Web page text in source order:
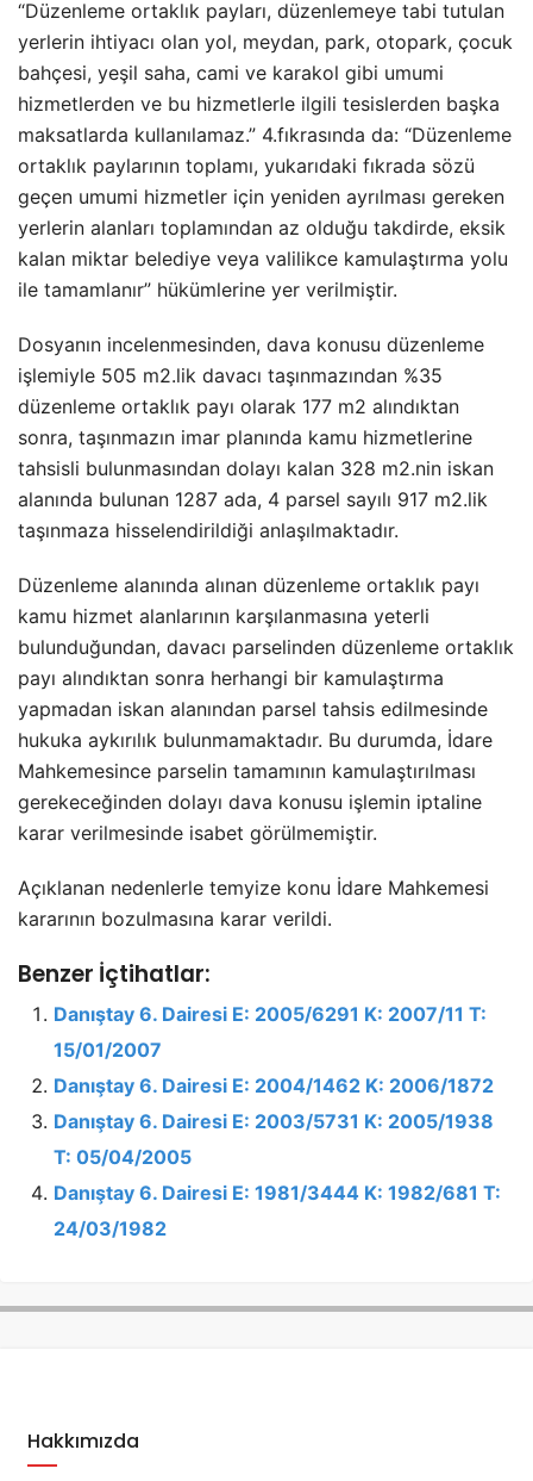
“Düzenleme ortaklık payları, düzenlemeye tabi tutulan
yerlerin ihtiyacı olan yol, meydan, park, otopark, çocuk
bahçesi, yeşil saha, cami ve karakol gibi umumi
hizmetlerden ve bu hizmetlerle ilgili tesislerden başka
maksatlarda kullanılamaz.” 4.fıkrasında da: “Düzenleme
ortaklık paylarının toplamı, yukarıdaki fıkrada sözü
geçen umumi hizmetler için yeniden ayrılması gereken
yerlerin alanları toplamından az olduğu takdirde, eksik
kalan miktar belediye veya valilikce kamulaştırma yolu
ile tamamlanır” hükümlerine yer verilmiştir.
Dosyanın incelenmesinden, dava konusu düzenleme
işlemiyle 505 m2.lik davacı taşınmazından %35
düzenleme ortaklık payı olarak 177 m2 alındıktan
sonra, taşınmazın imar planında kamu hizmetlerine
tahsisli bulunmasından dolayı kalan 328 m2.nin iskan
alanında bulunan 1287 ada, 4 parsel sayılı 917 m2.lik
taşınmaza hisselendirildiği anlaşılmaktadır.
Düzenleme alanında alınan düzenleme ortaklık payı
kamu hizmet alanlarının karşılanmasına yeterli
bulunduğundan, davacı parselinden düzenleme ortaklık
payı alındıktan sonra herhangi bir kamulaştırma
yapmadan iskan alanından parsel tahsis edilmesinde
hukuka aykırılık bulunmamaktadır. Bu durumda, İdare
Mahkemesince parselin tamamının kamulaştırılması
gerekeceğinden dolayı dava konusu işlemin iptaline
karar verilmesinde isabet görülmemiştir.
Açıklanan nedenlerle temyize konu İdare Mahkemesi
kararının bozulmasına karar verildi.
Benzer İçtihatlar:
Danıştay 6. Dairesi E: 2005/6291 K: 2007/11 T:
15/01/2007
Danıştay 6. Dairesi E: 2004/1462 K: 2006/1872
Danıştay 6. Dairesi E: 2003/5731 K: 2005/1938
T: 05/04/2005
Danıştay 6. Dairesi E: 1981/3444 K: 1982/681 T:
24/03/1982
Hakkımızda